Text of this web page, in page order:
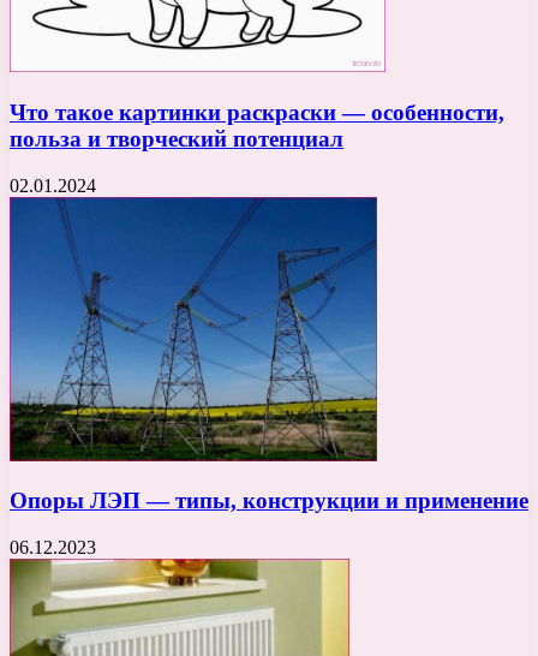
Что такое картинки раскраски — особенности,
польза и творческий потенциал
02.01.2024
Опоры ЛЭП — типы, конструкции и применение
06.12.2023